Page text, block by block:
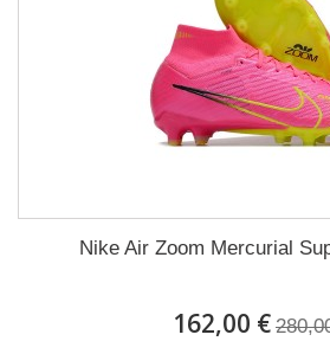
Nike Air Zoom Mercurial
162,00 €